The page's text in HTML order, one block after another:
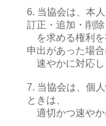
6. 当協会は、本
訂正・追加・削
を求める権利を
申出があった場
速やかに対応し
7. 当協会は、個
ときは、
適切かつ速やか